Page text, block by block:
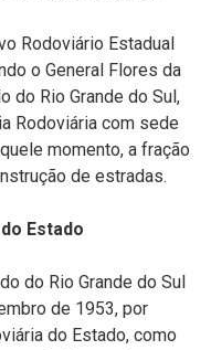
Rodoviário Estadual
o General Flores da
do Rio Grande do Sul,
Rodoviária com sede
momento, a fração
de estradas.
Estado
do Rio Grande do Sul
de 1953, por
do Estado, como